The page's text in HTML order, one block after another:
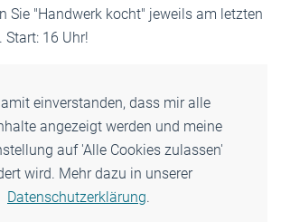
Sie "Handwerk kocht" jeweils am letzten
16 Uhr!
einverstanden, dass mir alle
angezeigt werden und meine
auf 'Alle Cookies zulassen'
wird. Mehr dazu in unserer
Datenschutzerklärung.